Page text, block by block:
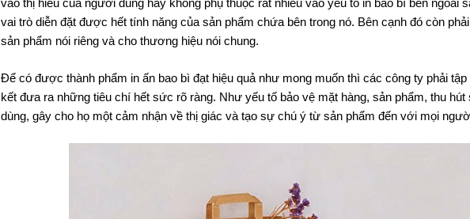
vào thị hiếu của người dùng hay không phụ thuộc rất nhiều vào yếu tố in bao bì bên ngoài
vai trò diễn đặt được hết tính năng của sản phẩm chứa bên trong nó. Bên cạnh đó còn
sản phẩm nói riêng và cho thương hiệu nói chung.
Để có được thành phẩm in ấn bao bì đạt hiệu quả như mong muốn thì các công ty phải
kết đưa ra những tiêu chí hết sức rõ ràng. Như yếu tố bảo vệ mặt hàng, sản phẩm, thu
dùng, gây cho họ một cảm nhận về thị giác và tạo sự chú ý từ sản phẩm đến với mọi